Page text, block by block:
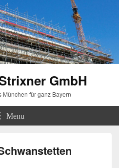
GmbH
München für ganz Bayern
Menu